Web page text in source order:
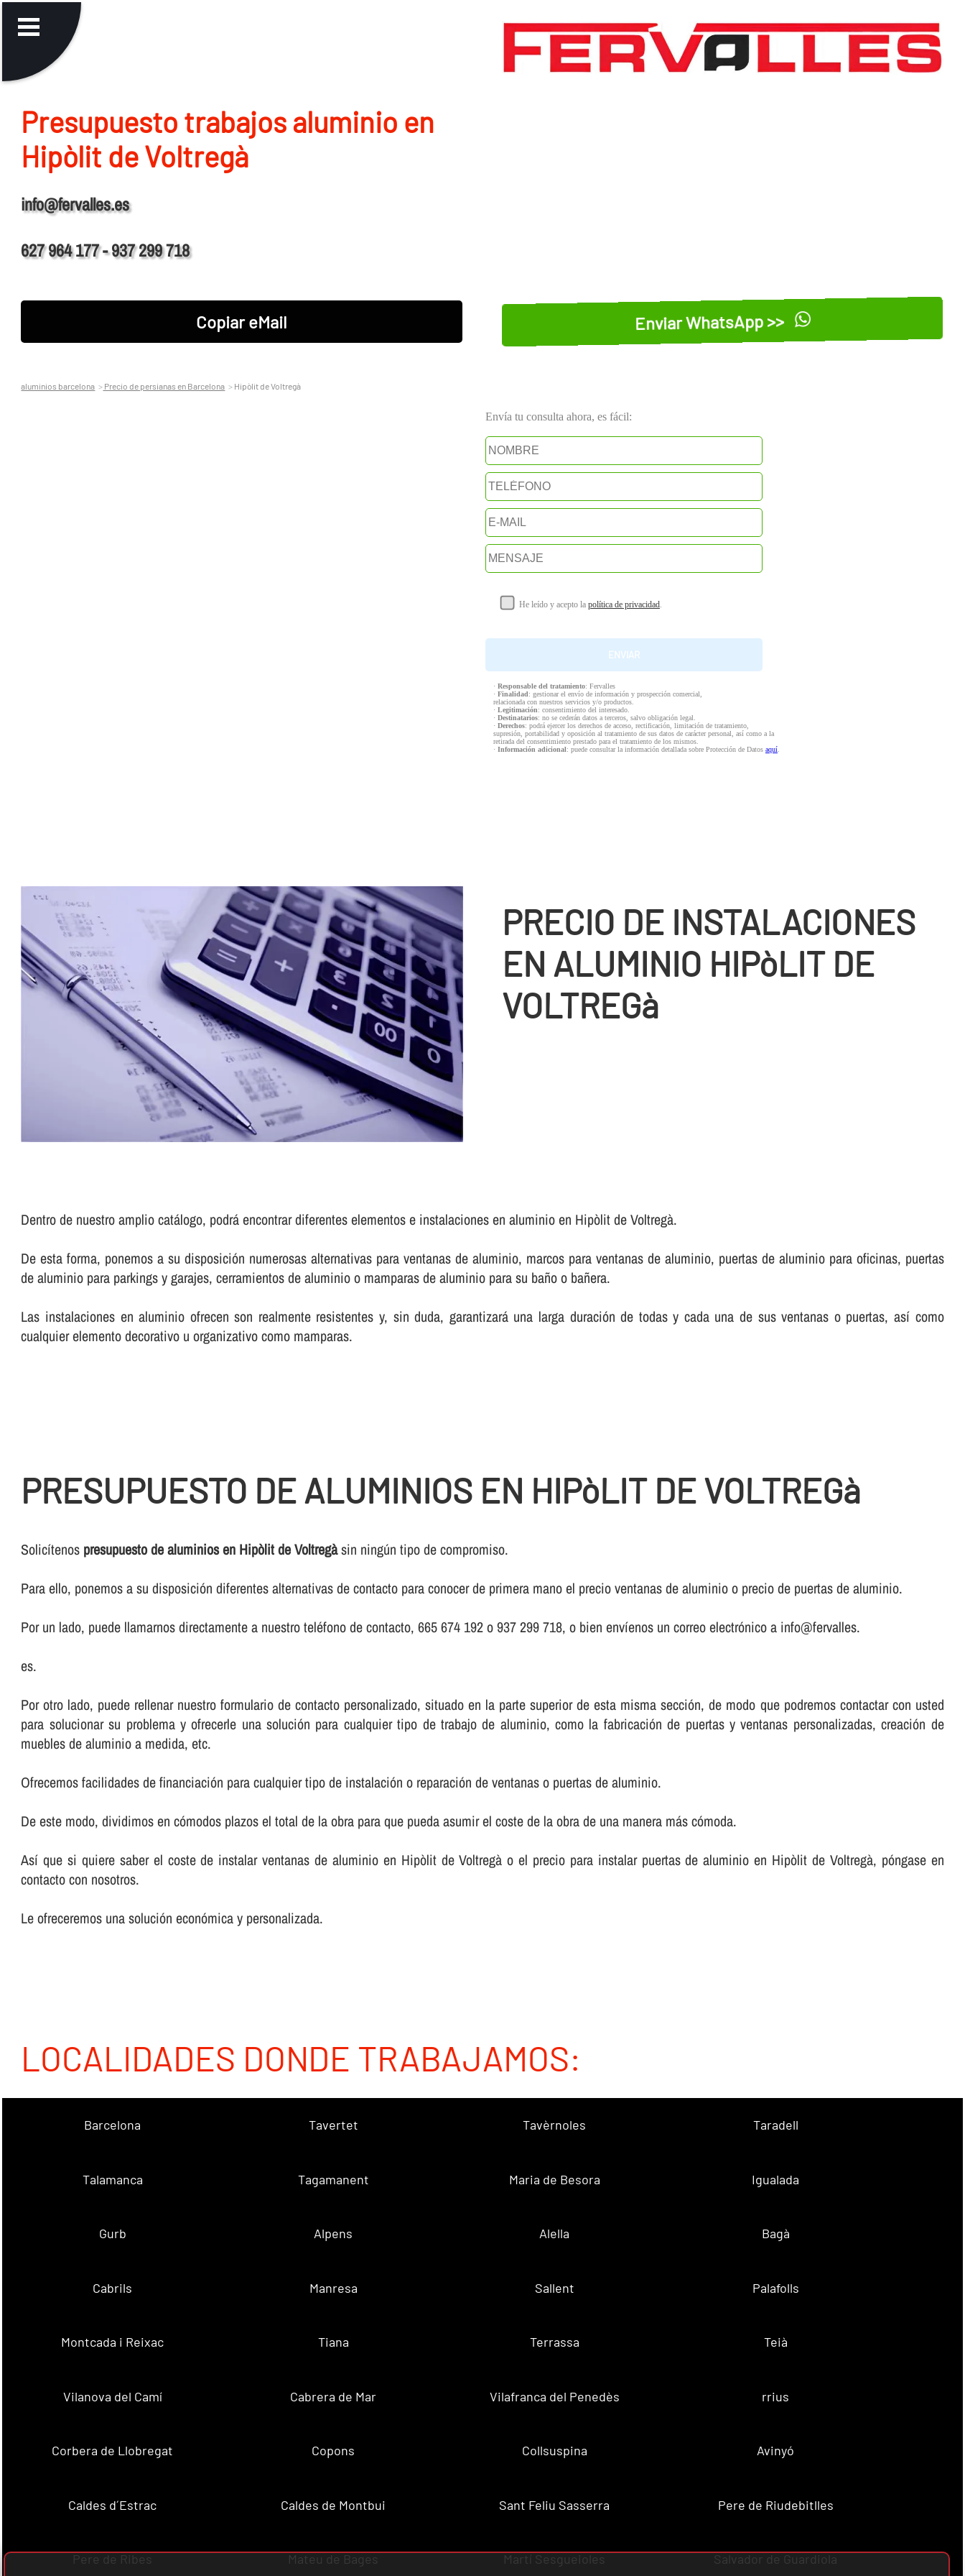
Presupuesto trabajos aluminio en
Hipòlit de Voltregà
info@fervalles.es
627 964 177 - 937 299 718
Copiar eMail Enviar WhatsApp >>
aluminios barcelona Precio de persianas en Barcelona Hipòlit de Voltregà
Envía tu consulta ahora, es fácil:
He leído y acepto la política de privacidad.
· Responsable del tratamiento: Fervalles
· Finalidad: gestionar el envío de información y prospección comercial,
relacionada con nuestros servicios y/o productos.
· Legitimación: consentimiento del interesado.
· Destinatarios: no se cederán datos a terceros, salvo obligación legal.
· Derechos: podrá ejercer los derechos de acceso, rectificación, limitación de tratamiento,
supresión, portabilidad y oposición al tratamiento de sus datos de carácter personal, así como a la
retirada del consentimiento prestado para el tratamiento de los mismos.
· Información adicional: puede consultar la información detallada sobre Protección de Datos aquí.
PRECIO DE INSTALACIONES
EN ALUMINIO HIPòLIT DE
VOLTREGà
Dentro de nuestro amplio catálogo, podrá encontrar diferentes elementos e instalaciones en aluminio en Hipòlit de Voltregà.
De esta forma, ponemos a su disposición numerosas alternativas para ventanas de aluminio, marcos para ventanas de aluminio, puertas de aluminio para oficinas, puertas
de aluminio para parkings y garajes, cerramientos de aluminio o mamparas de aluminio para su baño o bañera.
Las instalaciones en aluminio ofrecen son realmente resistentes y, sin duda, garantizará una larga duración de todas y cada una de sus ventanas o puertas, así­ como
cualquier elemento decorativo u organizativo como mamparas.
PRESUPUESTO DE ALUMINIOS EN HIPòLIT DE VOLTREGà
Solicí­tenos presupuesto de aluminios en Hipòlit de Voltregàsin ningún tipo de compromiso.
Para ello, ponemos a su disposición diferentes alternativas de contacto para conocer de primera mano el precio ventanas de aluminio o precio de puertas de aluminio.
Por un lado, puede llamarnos directamente a nuestro teléfono de contacto, 665 674 192 o 937 299 718, o bien enví­enos un correo electrónico a info@fervalles.
es.
Por otro lado, puede rellenar nuestro formulario de contacto personalizado, situado en la parte superior de esta misma sección, de modo que podremos contactar con usted
para solucionar su problema y ofrecerle una solución para cualquier tipo de trabajo de aluminio, como la fabricación de puertas y ventanas personalizadas, creación de
muebles de aluminio a medida, etc.
Ofrecemos facilidades de financiación para cualquier tipo de instalación o reparación de ventanas o puertas de aluminio.
De este modo, dividimos en cómodos plazos el total de la obra para que pueda asumir el coste de la obra de una manera más cómoda.
Así­ que si quiere saber el coste de instalar ventanas de aluminio en Hipòlit de Voltregà o el precio para instalar puertas de aluminio en Hipòlit de Voltregà, póngase en
contacto con nosotros.
Le ofreceremos una solución económica y personalizada.
LOCALIDADES DONDE TRABAJAMOS:
Barcelona Tavertet Tavèrnoles Taradell
Talamanca Tagamanent Maria de Besora Igualada
Gurb Alpens Alella Bagà
Cabrils Manresa Sallent Palafolls
Montcada i Reixac Tiana Terrassa Teià
Vilanova del Camí Cabrera de Mar Vilafranca del Penedès rrius
Corbera de Llobregat Copons Collsuspina Avinyó
Caldes d´Estrac Caldes de Montbui Sant Feliu Sasserra Pere de Riudebitlles
Pere de Ribes Mateu de Bages Martí Sesgueioles Salvador de Guardiola